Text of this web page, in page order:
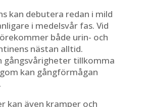
kan debutera redan i mild
i medelsvår fas. Vid
både urin- och
nästan alltid.
gångsvårigheter tillkomma
kan gångförmågan
kan även kramper och